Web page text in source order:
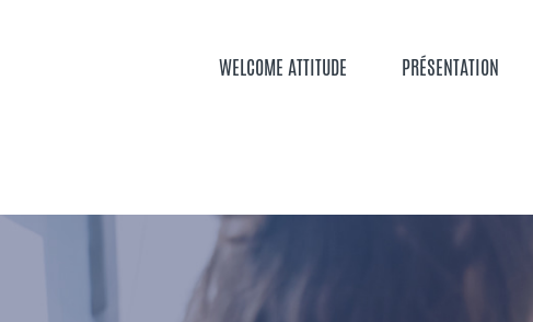
WELCOME ATTITUDE PRÉSENTATION